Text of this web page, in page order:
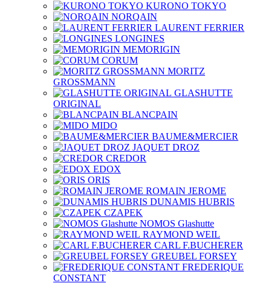
KURONO TOKYO
NORQAIN
LAURENT FERRIER
LONGINES
MEMORIGIN
CORUM
MORITZ
GROSSMANN
GLASHUTTE
ORIGINAL
BLANCPAIN
MIDO
BAUME&MERCIER
JAQUET DROZ
CREDOR
EDOX
ORIS
ROMAIN JEROME
DUNAMIS HUBRIS
CZAPEK
NOMOS Glashutte
RAYMOND WEIL
CARL F.BUCHERER
GREUBEL FORSEY
FREDERIQUE
CONSTANT